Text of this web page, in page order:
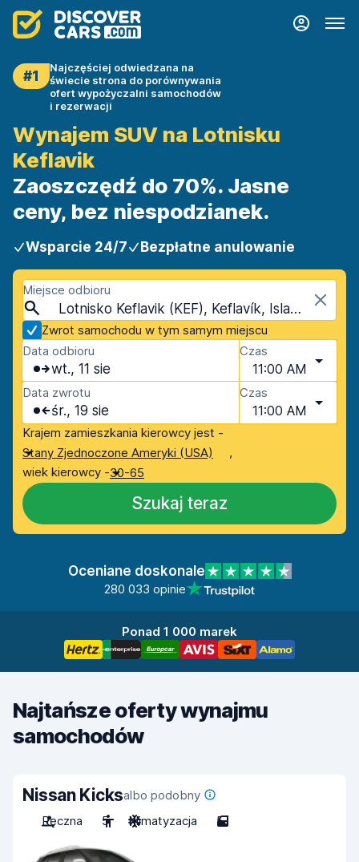
#1
Najczęściej odwiedzana na
świecie strona do porównywania
ofert wypożyczalni samochodów
i rezerwacji
Wynajem SUV na Lotnisku
Keflavik
Zaoszczędź do 70%. Jasne
ceny, bez niespodzianek.
Wsparcie 24/7 Bezpłatne anulowanie
Miejsce odbioru
Lotnisko Keflavik (KEF), Keflavík, Islandia
Zwrot samochodu w tym samym miejscu
Data odbioru
wt., 11 sie
Czas
11:00 AM
Data zwrotu
śr., 19 sie
Czas
11:00 AM
Krajem zamieszkania kierowcy jest -
Stany Zjednoczone Ameryki (USA)
,
wiek kierowcy -30-65
Szukaj teraz
Oceniane doskonale
280 033 opinie
Ponad 1 000 marek
Najtańsze oferty wynajmu
samochodów
Nissan Kicksalbo podobny
Ręczna
5 Klimatyzacja 5